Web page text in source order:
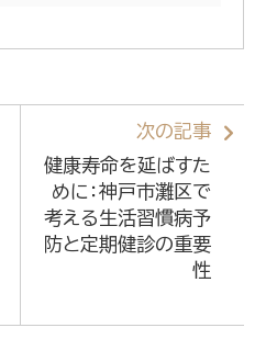
次の記事
健康寿命を延ばすた
めに：神戸市灘区で
考える生活習慣病予
防と定期健診の重要
性